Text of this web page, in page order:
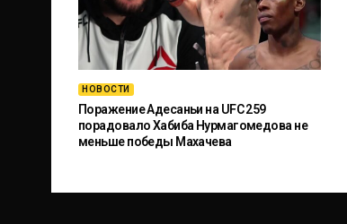
НОВОСТИ
Поражение Адесаньи на UFC 259
порадовало Хабиба Нурмагомедова не
меньше победы Махачева